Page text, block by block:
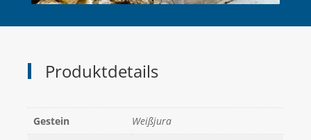
Produktdetails
Gestein
Weißjura